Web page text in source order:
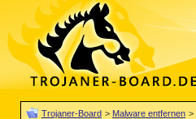
Trojaner-Board > Malware entfernen >